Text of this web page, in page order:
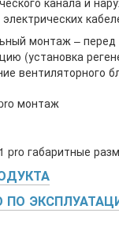
монтаж –
(установка
вентиляторного
ПО